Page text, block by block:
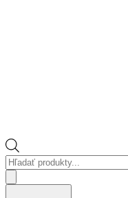
Vyhľadávanie
produktov